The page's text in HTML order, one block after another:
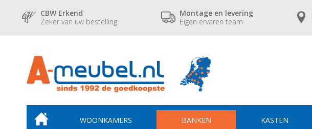
CBW Erkend
Zeker van uw bestelling
Montage en levering
Eigen ervaren team
WOONKAMERS BANKEN KASTEN